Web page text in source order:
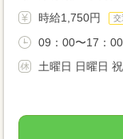
時給1,750円 交
09：00〜17：
土曜日 日曜日